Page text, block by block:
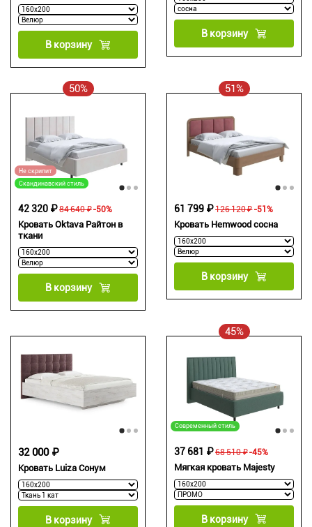
В корзину
В корзину
50%
Не скрипит
Скандинавский стиль
Кровать Oktava Райтон в
ткани
84 640 ₽
42 320 ₽ -50%
В корзину
51%
Кровать Hemwood сосна
126 120 ₽
61 799 ₽ -51%
В корзину
Кровать Luiza Сонум
32 000 ₽
В корзину
45%
Современный стиль
Мягкая кровать Majesty
68 510 ₽
37 681 ₽ -45%
В корзину